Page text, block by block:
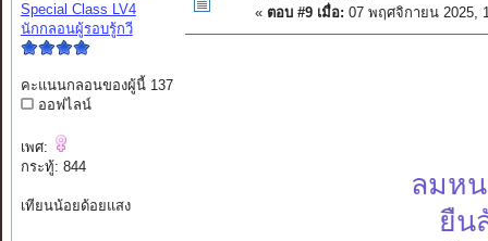
Special Class LV4
นักกลอนผู้รอบรู้กวี
คะแนนกลอนของผู้นี้ 137
ออฟไลน์
เพศ:
กระทู้: 844
เทียนน้อยด้อยแสง
« ตอบ #9 เมื่อ: 07 พฤศจิกายน 2025,
ลมห
ยืน